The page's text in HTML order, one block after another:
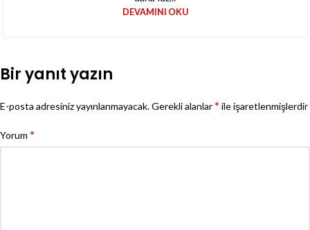
DEVAMINI OKU
Bir yanıt yazın
E-posta adresiniz yayınlanmayacak.Gerekli alanlar* ile işaretlenmişlerdir
Yorum *